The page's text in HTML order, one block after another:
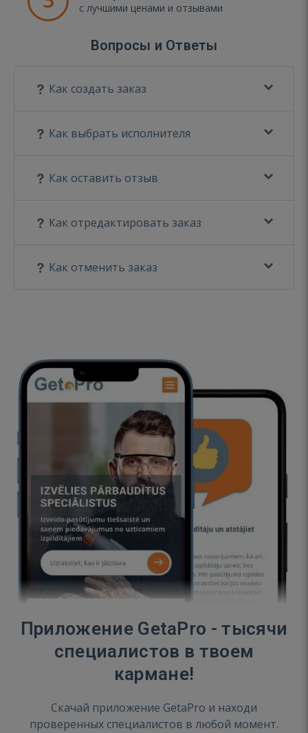
с лучшими ценами и отзывами
Вопросы и Ответы
Как создать заказ
Как выбрать исполнителя
Как оставить отзыв
Как отредактировать заказ
Как отменить заказ
Приложение GetaPro - тысячи
специалистов в твоем
кармане!
Скачай приложение GetaPro и находи
проверенных специалистов в любой момент.